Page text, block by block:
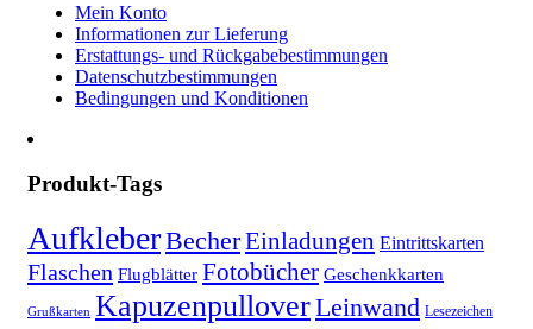
Mein Konto
Informationen zur Lieferung
Erstattungs- und Rückgabebestimmungen
Datenschutzbestimmungen
Bedingungen und Konditionen
Produkt-Tags
AufkleberBecherEinladungen Eintrittskarten
Flaschen Flugblätter Fotobücher Geschenkkarten
Grußkarten KapuzenpulloverLeinwand Lesezeichen